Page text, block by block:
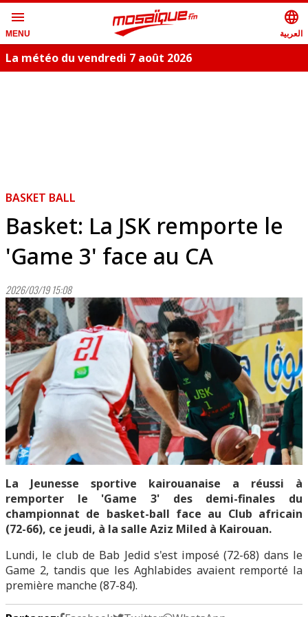
menu
MENU
language
العربية
La météo du vendredi 7 août 2026
BASKET BALL
Basket: La JSK remporte le
'Game 3' face au CA
2026/03/19 15:08
La Jeunesse sportive kairouanaise a réussi à
remporter le 'Game 3' des demi-finales du
championnat de basket-ball face au Club africain
(72-66), ce jeudi, à la salle Aziz Miled à Kairouan.
Lundi, le club de Bab Jedid s'est imposé (72-68) dans le
Game 2, tandis que les Aghlabides avaient remporté la
première manche (87-84).